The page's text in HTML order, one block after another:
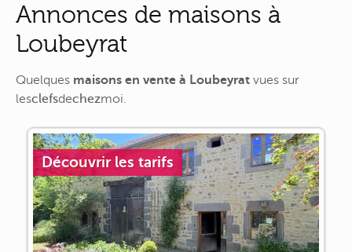
Annonces de maisons à
Loubeyrat
Quelques maisons en vente à Loubeyrat vues sur
lesclefsdechezmoi.
Découvrir les tarifs